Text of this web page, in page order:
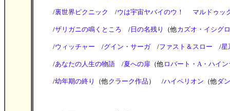
/裏世界ピクニック /ウは宇宙ヤバイのウ！ マルドゥッ
/ザリガニの鳴くところ / 日の名残り （他カズオ・イシグ
/ウィッチャー /グイン・サーガ/ファスト＆スロー /星
/あなたの人生の物語 /夏への扉 （他 ロバート・A・ハイ
/幼年期の終り （他クラーク作品 ） /ハイペリオン （他ダ